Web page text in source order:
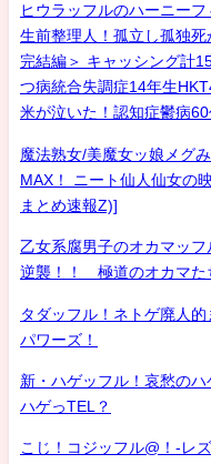
ヒウラッフルのハーニー
生前整理人！孤立し孤独
完結編＞ キャッシング計
つ病統合失調症14年生
米が泣いた！認知症鬱病
魔法熟女/美魔女ッ娘メグ
MAX！ ニート仙人仙女の
まとめ速報Z)]
乙女系腐男子のオカマッ
逆襲！！ 極道のオカマた
タダッフル！ネトゲ廃人
パワーズ！
新・ハゲッフル！哀愁の
ハゲっTEL？
こじ！コジッフル@！-レ